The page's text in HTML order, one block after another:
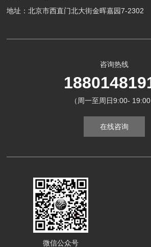
地址：北京市西直门北大街金晖嘉园7-2302
咨询热线
（周一至周日9:00- 19:00
在线咨询
微信公众号